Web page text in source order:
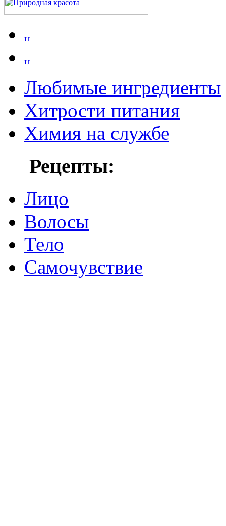
Любимые ингредиенты
Хитрости питания
Химия на службе
Рецепты:
Лицо
Волосы
Тело
Самочувствие